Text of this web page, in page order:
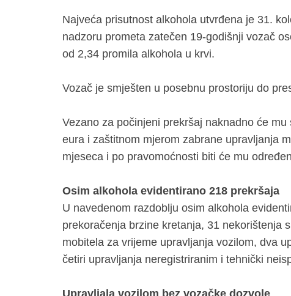
Najveća prisutnost alkohola utvrđena je 31.
nadzoru prometa zatečen 19-godišnji vozač
od 2,34 promila alkohola u krvi.
Vozač je smješten u posebnu prostoriju do
Vezano za počinjeni prekršaj naknadno će
eura i zaštitnom mjerom zabrane upravljanja
mjeseca i po pravomoćnosti biti će mu
Osim alkohola evidentirano 218 prekršaja
U navedenom razdoblju osim alkohola
prekoračenja brzine kretanja, 31 nekorištenja
mobitela za vrijeme upravljanja vozilom, dva
četiri upravljanja neregistriranim i tehnički
Upravljala vozilom bez vozačke dozvole